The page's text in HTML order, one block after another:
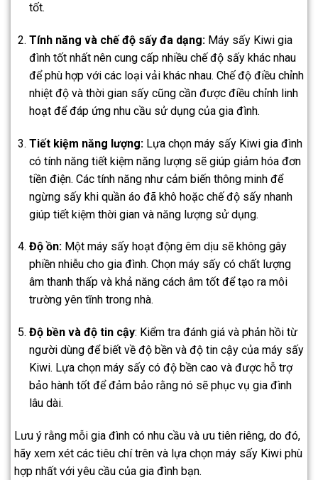
tốt.
Tính năng và chế độ sấy đa dạng:Máy sấy Kiwi gia
đình tốt nhất nên cung cấp nhiều chế độ sấy khác nhau
để phù hợp với các loại vải khác nhau. Chế độ điều chỉnh
nhiệt độ và thời gian sấy cũng cần được điều chỉnh linh
hoạt để đáp ứng nhu cầu sử dụng của gia đình.
Tiết kiệm năng lượng:Lựa chọn máy sấy Kiwi gia đình
có tính năng tiết kiệm năng lượng sẽ giúp giảm hóa đơn
tiền điện. Các tính năng như cảm biến thông minh để
ngừng sấy khi quần áo đã khô hoặc chế độ sấy nhanh
giúp tiết kiệm thời gian và năng lượng sử dụng.
Độ ồn:Một máy sấy hoạt động êm dịu sẽ không gây
phiền nhiễu cho gia đình. Chọn máy sấy có chất lượng
âm thanh thấp và khả năng cách âm tốt để tạo ra môi
trường yên tĩnh trong nhà.
Độ bền và độ tin cậy: Kiểm tra đánh giá và phản hồi từ
người dùng để biết về độ bền và độ tin cậy của máy sấy
Kiwi. Lựa chọn máy sấy có độ bền cao và được hỗ trợ
bảo hành tốt để đảm bảo rằng nó sẽ phục vụ gia đình
lâu dài.
Lưu ý rằng mỗi gia đình có nhu cầu và ưu tiên riêng, do đó,
hãy xem xét các tiêu chí trên và lựa chọn máy sấy Kiwi phù
hợp nhất với yêu cầu của gia đình bạn.